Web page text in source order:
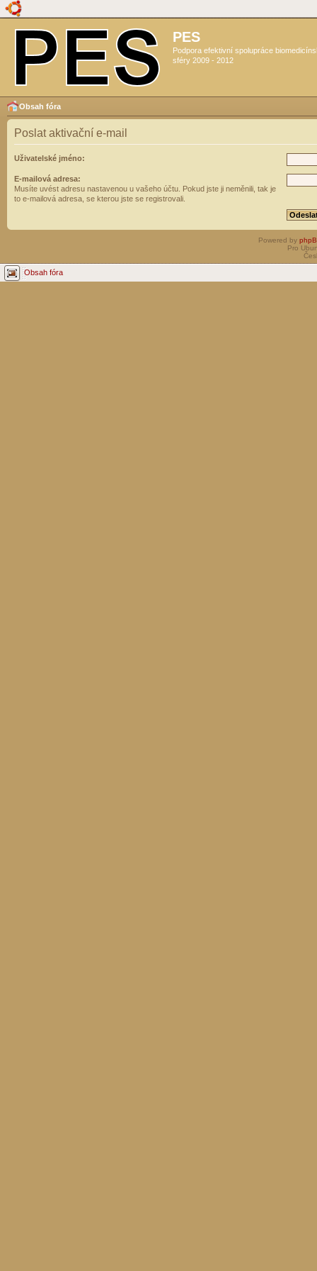
PES
Podpora efektivní spolupráce
sféry 2009 - 2012
Obsah fóra
Poslat aktivační e-mail
Uživatelské jméno:
E-mailová adresa:
Musíte uvést adresu nastavenou u vašeho účtu. Pokud jste ji neměnili, tak je
to e-mailová adresa, se kterou jste se registrovali.
Powered by
Pro
Obsah fóra